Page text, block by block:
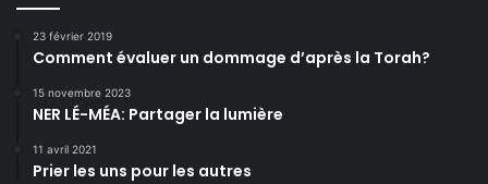
23 février 2019
Comment évaluer un dommage d’après la Torah?
15 novembre 2023
NER LÉ-MÉA: Partager la lumière
11 avril 2021
Prier les uns pour les autres